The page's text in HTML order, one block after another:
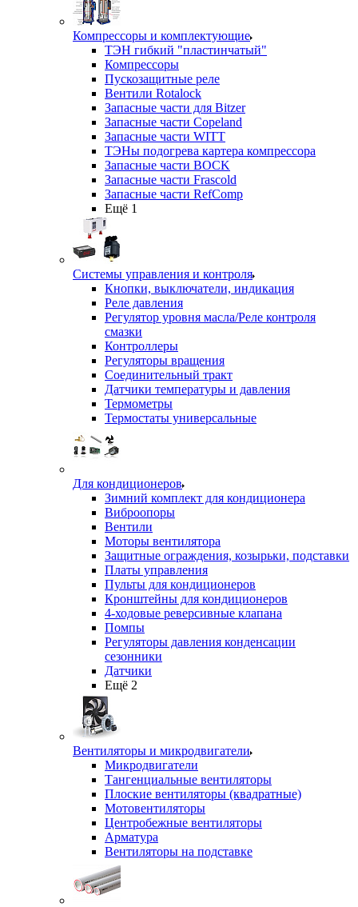
Компрессоры и комплектующие
ТЭН гибкий "пластинчатый"
Компрессоры
Пускозащитные реле
Вентили Rotalock
Запасные части для Bitzer
Запасные части Copeland
Запасные части WITT
ТЭНы подогрева картера компрессора
Запасные части BOCK
Запасные части Frascold
Запасные части RefComp
Ещё 1
Системы управления и контроля
Кнопки, выключатели, индикация
Реле давления
Регулятор уровня масла/Реле контроля
смазки
Контроллеры
Регуляторы вращения
Соединительный тракт
Датчики температуры и давления
Термометры
Термостаты универсальные
Для кондиционеров
Зимний комплект для кондиционера
Виброопоры
Вентили
Моторы вентилятора
Защитные ограждения, козырьки, подставки
Платы управления
Пульты для кондиционеров
Кронштейны для кондиционеров
4-ходовые реверсивные клапана
Помпы
Регуляторы давления конденсации
сезонники
Датчики
Ещё 2
Вентиляторы и микродвигатели
Микродвигатели
Тангенциальные вентиляторы
Плоские вентиляторы (квадратные)
Мотовентиляторы
Центробежные вентиляторы
Арматура
Вентиляторы на подставке